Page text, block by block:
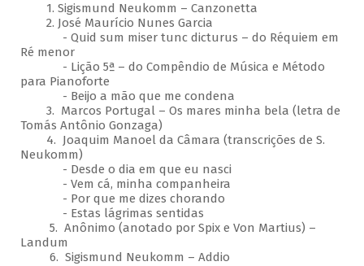
1. Sigismund Neukomm – Canzonetta
2. José Maurício Nunes Garcia
- Quid sum miser tunc dicturus – do Réquiem em
Ré menor
- Lição 5ª – do Compêndio de Música e Método
para Pianoforte
- Beijo a mão que me condena
3. Marcos Portugal – Os mares minha bela (letra de
Tomás Antônio Gonzaga)
4. Joaquim Manoel da Câmara (transcrições de S.
Neukomm)
- Desde o dia em que eu nasci
- Vem cá, minha companheira
- Por que me dizes chorando
- Estas lágrimas sentidas
5. Anônimo (anotado por Spix e Von Martius) –
Landum
6. Sigismund Neukomm – Addio​